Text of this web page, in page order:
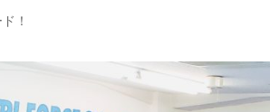
！